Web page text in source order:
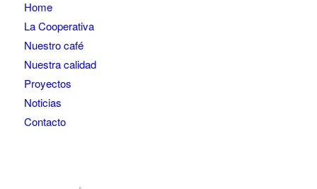
Home
La Cooperativa
Nuestro café
Nuestra calidad
Proyectos
Noticias
Contacto